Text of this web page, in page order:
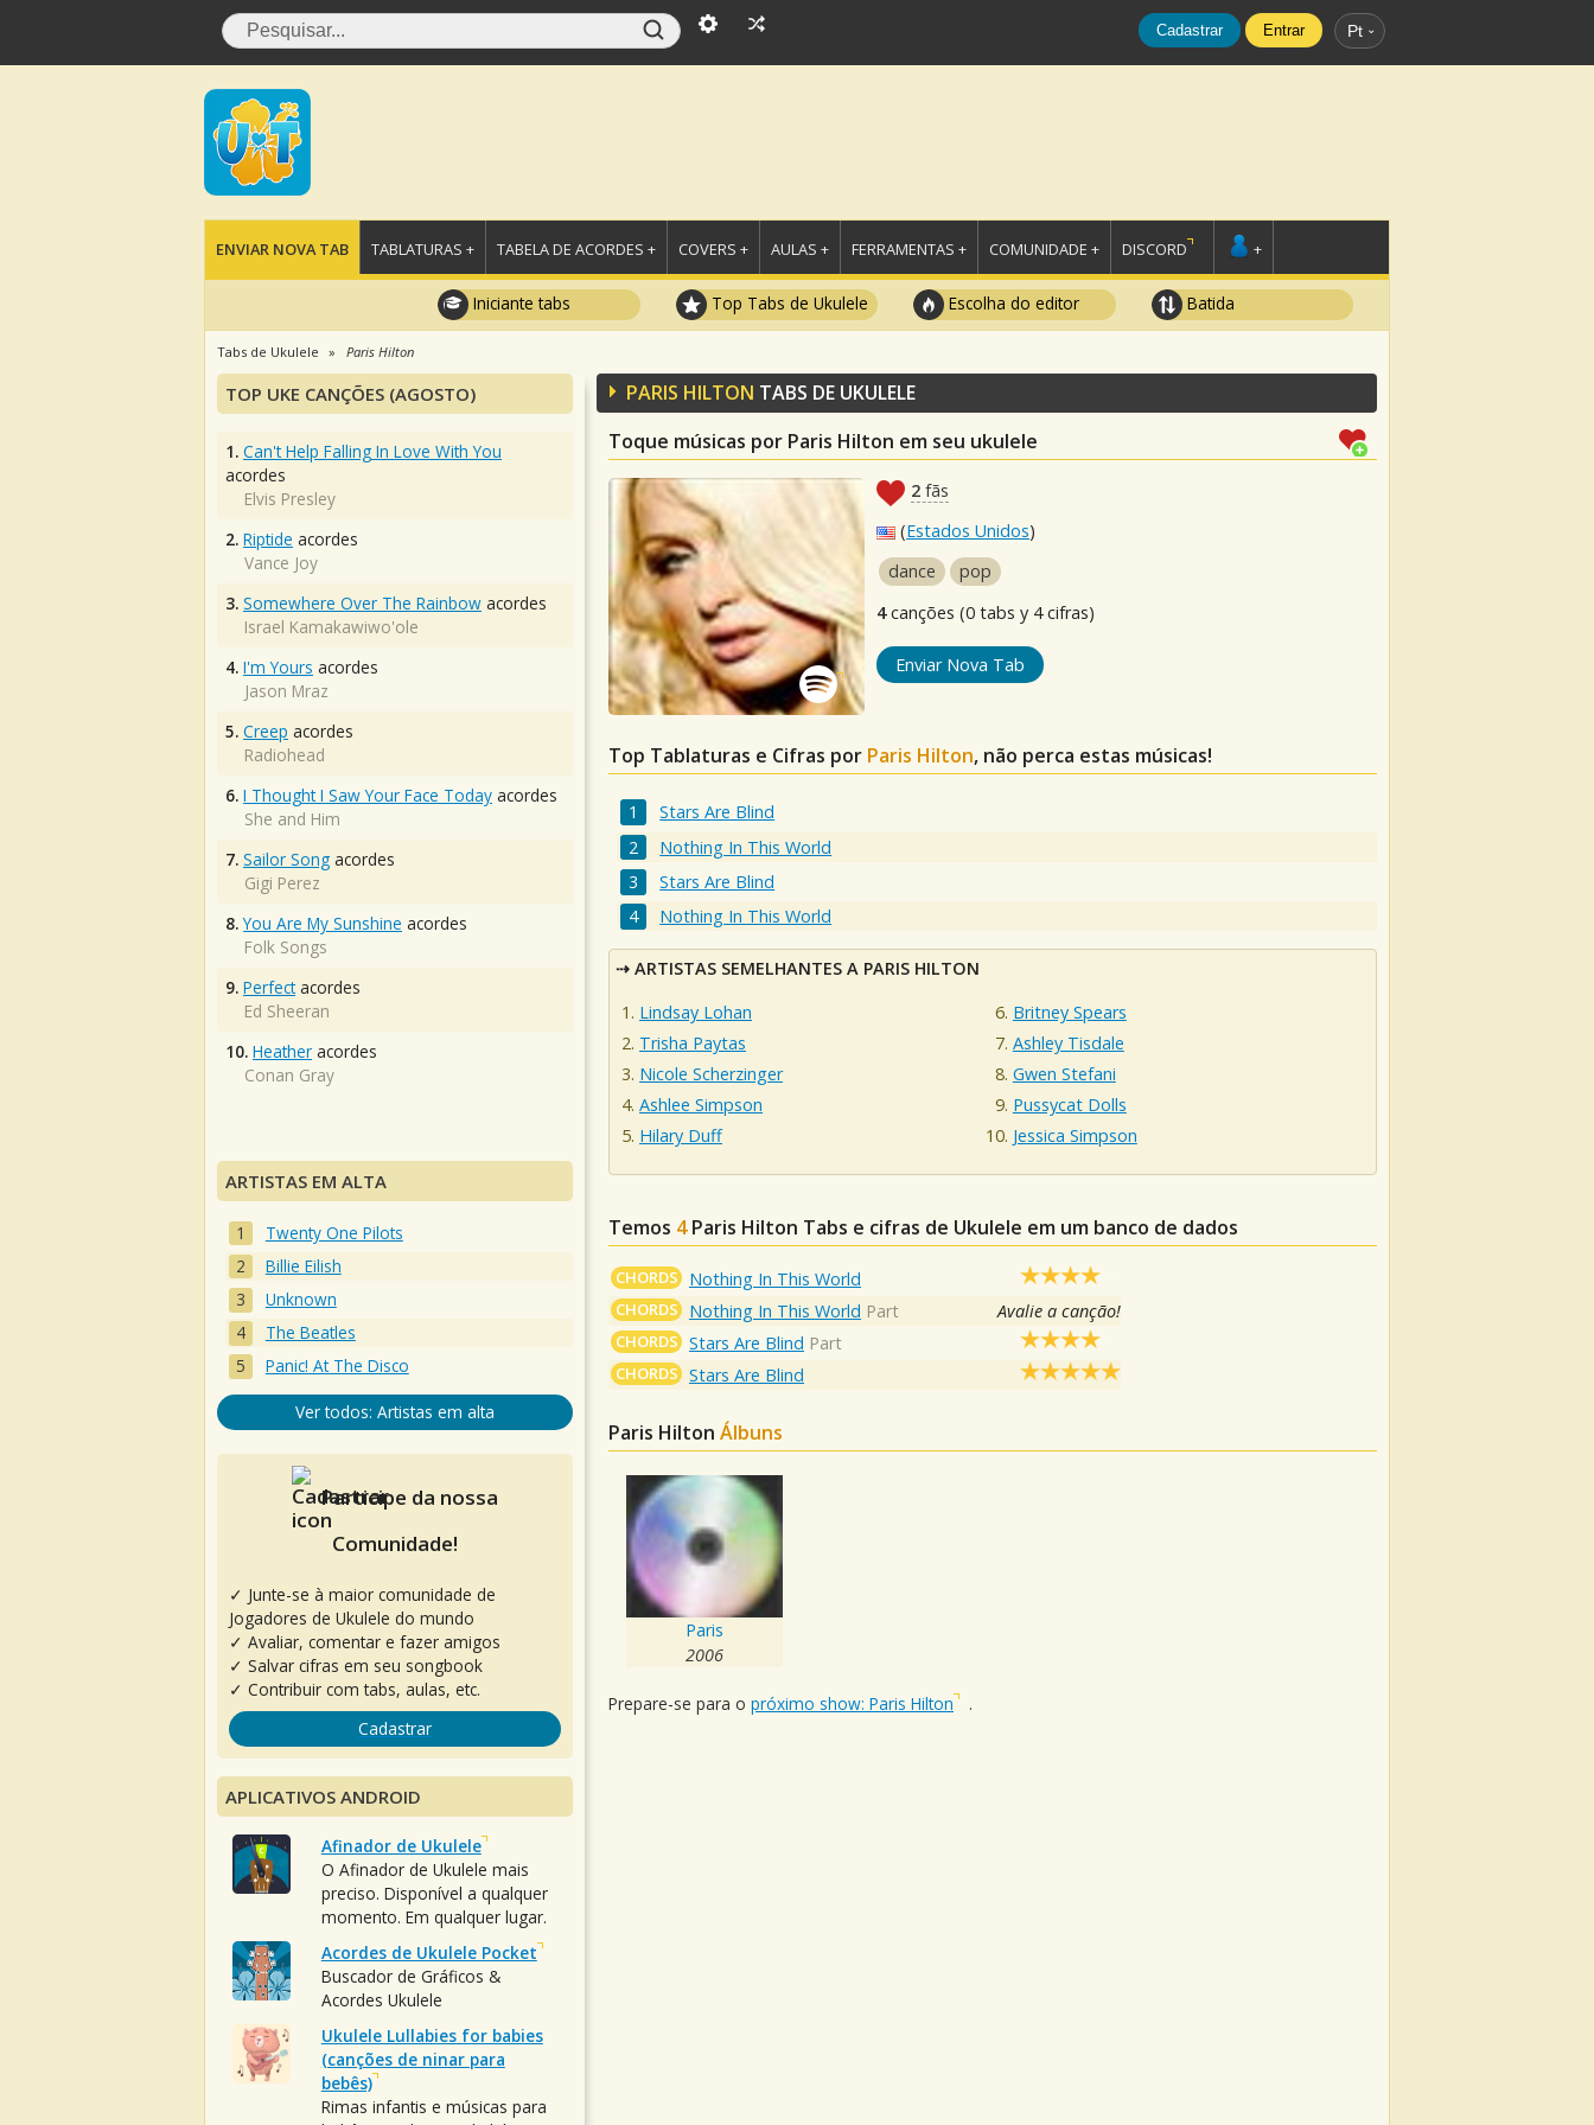
Cadastrar Entrar Pt
ENVIAR NOVA TAB TABLATURAS + TABELA DE ACORDES + COVERS + AULAS + FERRAMENTAS + COMUNIDADE + DISCORD +
Iniciante tabs Top Tabs de Ukulele Escolha do editor Batida
Tabs de Ukulele Paris Hilton
PARIS HILTON TABS DE UKULELE
Toque músicas por Paris Hilton em seu ukulele
2 fãs
(Estados Unidos)
dance
pop
4canções (0 tabs y 4 cifras)
Enviar Nova Tab
Top Tablaturas e Cifras por Paris Hilton, não perca estas músicas!
Stars Are Blind
Nothing In This World
Stars Are Blind
Nothing In This World
ARTISTAS SEMELHANTES A PARIS HILTON
Lindsay Lohan
Trisha Paytas
Nicole Scherzinger
Ashlee Simpson
Hilary Duff
Britney Spears
Ashley Tisdale
Gwen Stefani
Pussycat Dolls
Jessica Simpson
Temos 4 Paris Hilton Tabs e cifras de Ukulele em um banco de dados
CHORDS Nothing In This World
CHORDS Nothing In This World Part Avalie a canção!
CHORDS Stars Are Blind Part
CHORDS Stars Are Blind
Paris Hilton Álbuns
Paris
2006
Prepare-se para o próximo show: Paris Hilton .
TOP UKE CANÇÕES (AGOSTO)
1. Can't Help Falling In Love With You
acordes
Elvis Presley
2. Riptide acordes
Vance Joy
3. Somewhere Over The Rainbow acordes
Israel Kamakawiwo'ole
4. I'm Yours acordes
Jason Mraz
5. Creep acordes
Radiohead
6. I Thought I Saw Your Face Today acordes
She and Him
7. Sailor Song acordes
Gigi Perez
8. You Are My Sunshine acordes
Folk Songs
9. Perfectacordes
Ed Sheeran
10. Heather acordes
Conan Gray
ARTISTAS EM ALTA
Twenty One Pilots
Billie Eilish
Unknown
The Beatles
Panic! At The Disco
Ver todos: Artistas em alta
Participe da nossa
Comunidade!
✓ Junte-se à maior comunidade de
Jogadores de Ukulele do mundo
✓ Avaliar, comentar e fazer amigos
✓ Salvar cifras em seu songbook
✓ Contribuir com tabs, aulas, etc.
Cadastrar
APLICATIVOS ANDROID
Afinador de Ukulele
O Afinador de Ukulele mais
preciso. Disponível a qualquer
momento. Em qualquer lugar.
Acordes de Ukulele Pocket
Buscador de Gráficos &
Acordes Ukulele
Ukulele Lullabies for babies
(canções de ninar para
bebês)
Rimas infantis e músicas para